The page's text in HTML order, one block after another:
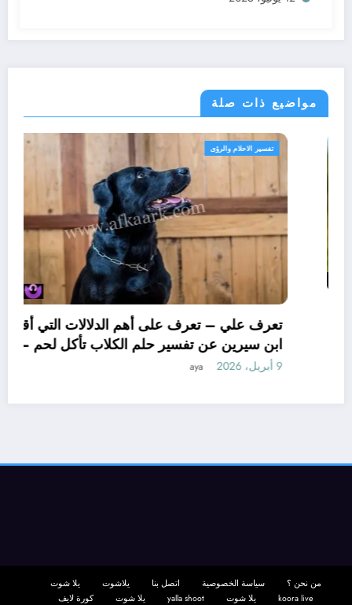
مواضيع ذات صلة
تفسير الاحلام والرؤى
تعرف علي – تعرف على أهم التأويلات التي وردت
عن ابن سيرين لتفسير حلم الكلب يعض يدي –
aya
koora live
يلا شوت yalla shoot يلا شوت
كورة لايف